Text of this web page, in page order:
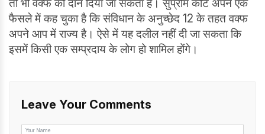
तो भी वक्फ को दान दिया जा सकता है। सुप्रीम कोर्ट अपने एक
फैसले में कह चुका है कि संविधान के अनुच्छेद 12 के तहत वक्फ
अपने आप में राज्य है। ऐसे में यह दलील नहीं दी जा सकता कि
इसमें किसी एक सम्प्रदाय के लोग हो शामिल होंगे।
Leave Your Comments